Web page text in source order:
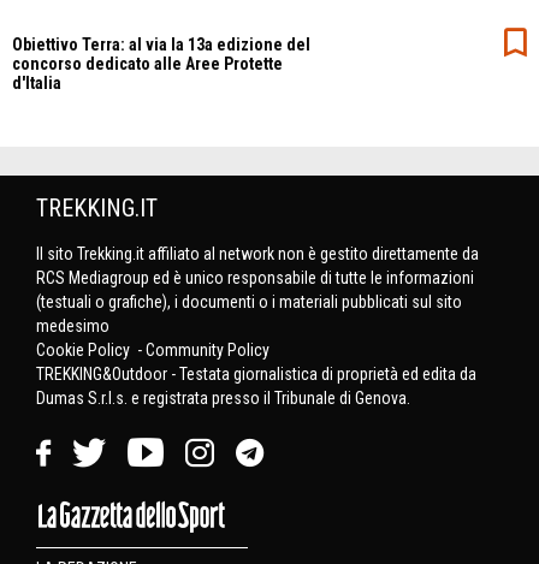
Obiettivo Terra: al via la 13a edizione del
concorso dedicato alle Aree Protette
d'Italia
TREKKING.IT
Il sito Trekking.it affiliato al network non è gestito direttamente da
RCS Mediagroup ed è unico responsabile di tutte le informazioni
(testuali o grafiche), i documenti o i materiali pubblicati sul sito
medesimo
Cookie Policy -Community Policy
TREKKING&Outdoor - Testata giornalistica di proprietà ed edita da
Dumas S.r.l.s. e registrata presso il Tribunale di Genova.